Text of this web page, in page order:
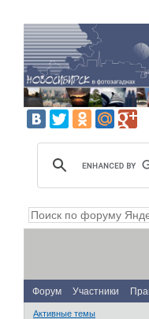
Форум Участники
Активные темы